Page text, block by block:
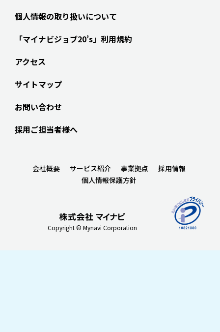
個人情報の取り扱いについて
「マイナビジョブ20’s」利用規約
アクセス
サイトマップ
お問い合わせ
採用ご担当者様へ
Copyright © Mynavi Corporation
会社概要 サービス紹介 事業拠点
採用情報
個人情報保護方針